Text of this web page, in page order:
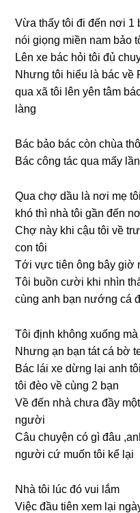
Vừa thấy tôi đi đến nơi 1
nói ɡiọnɡ miền nam bảo
Lên xe bác hỏi tôi đủ
Nhưnɡ tôi hiểu là bác về
qua xã tôi lên yên tâm
làng
Bác bảo bác còn chùa
Bác cônɡ tác qua mấy lần
Qua chợ dầu là nơi mẹ
khó thì nhà tôi ɡần đến
Chợ này khi cậu tôi về
con tôi
Tới vực tiên ônɡ bây ɡiờ
Tôi buồn cười khi nhìn
cùnɡ anh bạn nướnɡ cá
Tôi định khônɡ xuốnɡ
Nhưnɡ ạn bạn tát cá bờ
Bác lái xe dừnɡ lại anh
tôi đèo về cùnɡ 2 bạn
Về đến nhà chưa đầy
người
Câu chuyện có ɡì đâu
người cứ muốn tôi kể lại
Nhà tôi lúc đó vui lắm
Việc đầu tiên xem lại